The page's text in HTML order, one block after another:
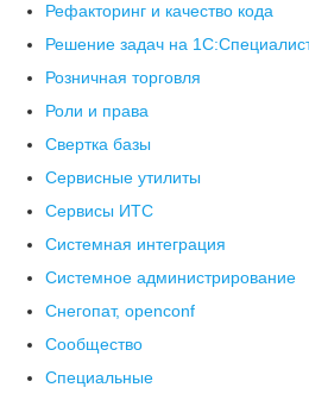
Рефакторинг и качество кода
Решение задач на
Розничная торговля
Роли и права
Свертка базы
Сервисные утилиты
Сервисы ИТС
Системная интеграция
Системное администрирование
Снегопат, openconf
Сообщество
Специальные